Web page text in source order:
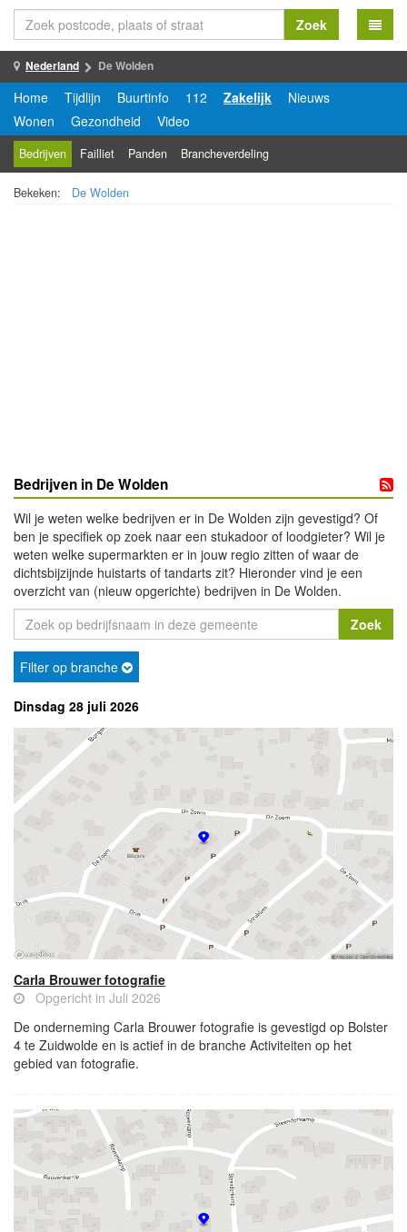
Zoek
Nederland De Wolden
Home Tijdlijn Buurtinfo 112 Zakelijk
Nieuws
Wonen
Gezondheid Video
Bedrijven Failliet Panden Brancheverdeling
Bekeken: De Wolden
Bedrijven in De Wolden
Wil je weten welke bedrijven er in De Wolden zijn gevestigd? Of
ben je specifiek op zoek naar een stukadoor of loodgieter? Wil je
weten welke supermarkten er in jouw regio zitten of waar de
dichtsbijzijnde huistarts of tandarts zit? Hieronder vind je een
overzicht van (nieuw opgerichte) bedrijven in De Wolden.
Filter op branche
Dinsdag 28 juli 2026
Carla Brouwer fotografie
Opgericht in Juli 2026
De onderneming Carla Brouwer fotografie is gevestigd op Bolster
4 te Zuidwolde en is actief in de branche Activiteiten op het
gebied van fotografie.